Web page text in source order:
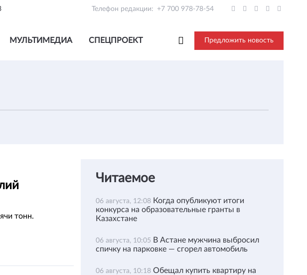
Телефон редакции: +7 700 978-78-54
МУЛЬТИМЕДИА СПЕЦПРОЕКТ Предложить новость
тонн.
Читаемое
06 августа, 12:08 Когда опубликуют итоги
конкурса на образовательные гранты в
Казахстане
06 августа, 10:05 В Астане мужчина выбросил
спичку на парковке — сгорел автомобиль
06 августа, 10:18 Обещал купить квартиру на